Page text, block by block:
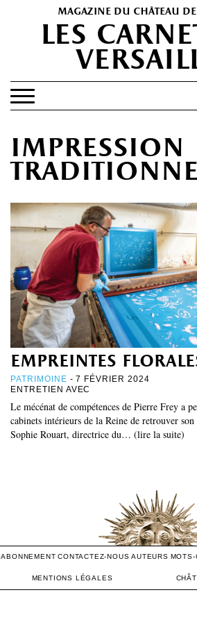
magazine du château
les
Search Button
PATRIMOINE
PORTFOLIOS
HISTOIRE(S)
LES +
ABONNEMENT GRATUIT AU
impression
empreintes
PATRIMOINE - 7 FÉVRIER 2024
ENTRETIEN AVEC
Le mécénat de compétences de Pierre Frey a
cabinets intérieurs de la Reine de retrouver
Sophie Rouart, directrice du… (lire la suite)
ABONNEMENT CONTACTEZ-NOUS AUTEURS MOTS-
MENTIONS LÉGALES